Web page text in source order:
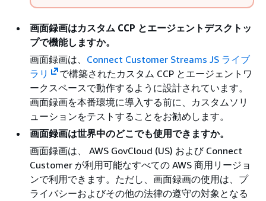
画面録画はカスタム CCP とエージェントデスクトッ
プで機能しますか。
画面録画は、 Connect Customer Streams JS ライブ
ラリ
で構築されたカスタム CCP とエージェントワ
ークスペースで動作するように設計されています。
画面録画を本番環境に導入する前に、カスタムソリ
ューションをテストすることをお勧めします。
画面録画は世界中のどこでも使用できますか。
画面録画は、 AWS GovCloud (US) および Connect
Customer が利用可能なすべての AWS 商用リージョ
ンで利用できます。ただし、画面録画の使用は、プ
ライバシーおよびその他の法律の遵守の対象となる